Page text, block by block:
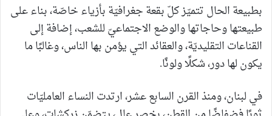
بطبيعة الحال تتميّز كلّ بقعة جغرافيّة بأزياء خاصّة، بناء على
طبيعتها وحاجاتها والوضع الاجتماعيّ للشعب، إضافة إلى
القناعات التقليديّة، والعقائد التي يؤمن بها الناس، وغالبًا ما
يكون لها دور، شكلًا ولونًا.
في لبنان، ومنذ القرن السابع عشر، ارتدت النساء العامليّات